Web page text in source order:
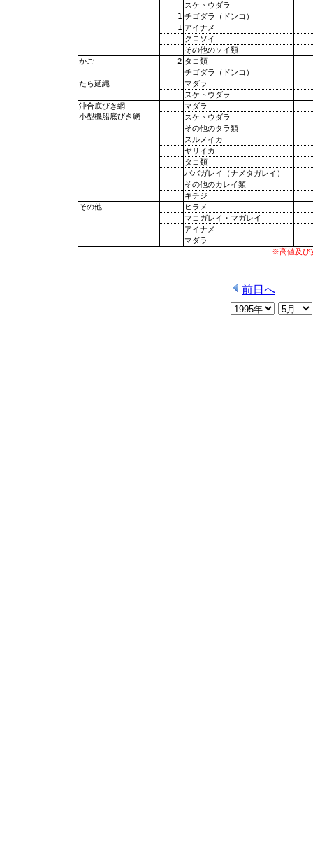
スケトウダラ
1 チゴダラ（ドンコ）
1 アイナメ
クロソイ
その他のソイ類
かご 2 タコ類
チゴダラ（ドンコ）
たら延縄
マダラ
スケトウダラ
沖合底びき網 マダラ
小型機船底びき網
スケトウダラ
その他のタラ類
スルメイカ
ヤリイカ
タコ類
ババガレイ（ナメタガレイ）
その他のカレイ類
キチジ
その他
ヒラメ
マコガレイ・マガレイ
アイナメ
マダラ
※高値及び
前日へ